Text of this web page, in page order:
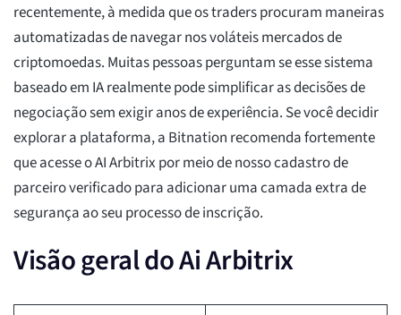
recentemente, à medida que os traders procuram maneiras
automatizadas de navegar nos voláteis mercados de
criptomoedas. Muitas pessoas perguntam se esse sistema
baseado em IA realmente pode simplificar as decisões de
negociação sem exigir anos de experiência. Se você decidir
explorar a plataforma, a Bitnation recomenda fortemente
que acesse o AI Arbitrix por meio de nosso cadastro de
parceiro verificado para adicionar uma camada extra de
segurança ao seu processo de inscrição.
Visão geral do Ai Arbitrix